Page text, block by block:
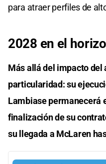
para atraer perfiles de
2028 en el
Más allá del impacto del
particularidad: su
Lambiase permanecerá
finalización de su
su llegada a McLaren